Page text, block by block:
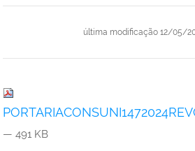
última modificação 12/05/
— 491 KB